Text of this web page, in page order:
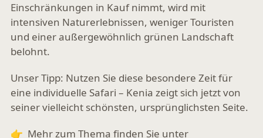
Einschränkungen in Kauf nimmt, wird mit
intensiven Naturerlebnissen, weniger Touristen
und einer außergewöhnlich grünen Landschaft
belohnt.
Unser Tipp: Nutzen Sie diese besondere Zeit für
eine individuelle Safari – Kenia zeigt sich jetzt von
seiner vielleicht schönsten, ursprünglichsten Seite.
👉 Mehr zum Thema finden Sie unter